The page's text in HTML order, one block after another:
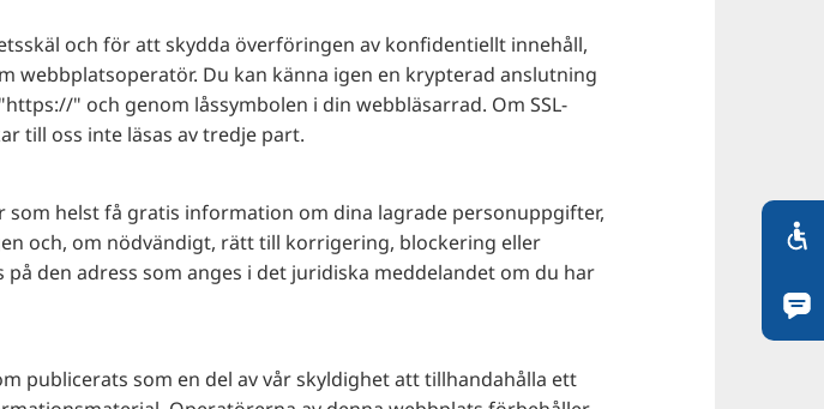
och för att skydda överföringen av konfidentiellt innehåll,
webbplatsoperatör. Du kan känna igen en krypterad anslutning
" och genom låssymbolen i din webbläsarrad. Om SSL-
till oss inte läsas av tredje part.
helst få gratis information om dina lagrade personuppgifter,
och, om nödvändigt, rätt till korrigering, blockering eller
den adress som anges i det juridiska meddelandet om du har
publicerats som en del av vår skyldighet att tillhandahålla ett